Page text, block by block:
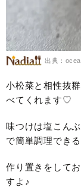
出典：
小松菜と相性抜
べてくれます♡
味つけは塩こん
で簡単調理でき
作り置きをして
すよ♪